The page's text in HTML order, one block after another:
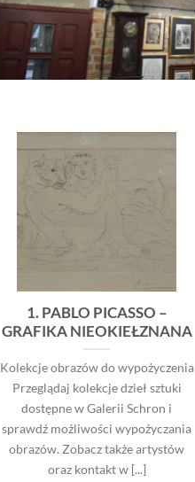
1. PABLO PICASSO –
GRAFIKA NIEOKIEŁZNANA
Kolekcje obrazów do wypożyczenia
Przeglądaj kolekcje dzieł sztuki
dostępne w Galerii Schron i
sprawdź możliwości wypożyczania
obrazów. Zobacz także artystów
oraz kontakt w [...]